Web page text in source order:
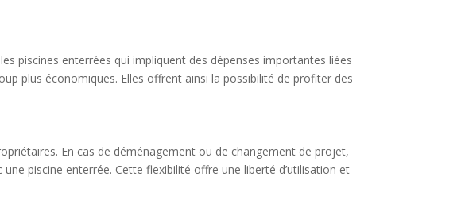
piscines enterrées qui impliquent des dépenses importantes liées
plus économiques. Elles offrent ainsi la possibilité de profiter des
En cas de déménagement ou de changement de projet,
piscine enterrée. Cette flexibilité offre une liberté d’utilisation et